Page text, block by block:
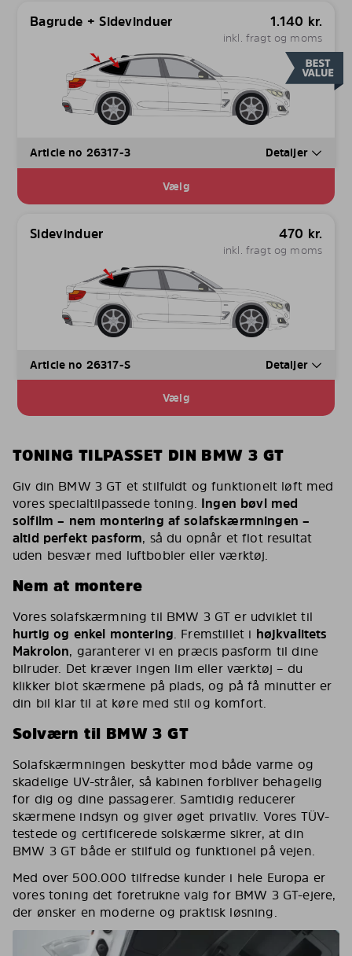
Bagrude + Sidevinduer 1.140 kr.
inkl. fragt og moms
Article no 26317-3 Detaljer
Vælg
Sidevinduer 470 kr.
inkl. fragt og moms
Article no 26317-S Detaljer
Vælg
TONING TILPASSET DIN BMW 3 GT
Giv din BMW 3 GT et stilfuldt og funktionelt løft med
vores specialtilpassede toning. Ingen bøvl med
solfilm – nem montering af solafskærmningen –
altid perfekt pasform, så du opnår et flot resultat
uden besvær med luftbobler eller værktøj.
Nem at montere
Vores solafskærmning til BMW 3 GT er udviklet til
hurtig og enkel montering. Fremstillet i højkvalitets
Makrolon, garanterer vi en præcis pasform til dine
bilruder. Det kræver ingen lim eller værktøj – du
klikker blot skærmene på plads, og på få minutter er
din bil klar til at køre med stil og komfort.
Solværn til BMW 3 GT
Solafskærmningen beskytter mod både varme og
skadelige UV-stråler, så kabinen forbliver behagelig
for dig og dine passagerer. Samtidig reducerer
skærmene indsyn og giver øget privatliv. Vores TÜV-
testede og certificerede solskærme sikrer, at din
BMW 3 GT både er stilfuld og funktionel på vejen.
Med over 500.000 tilfredse kunder i hele Europa er
vores toning det foretrukne valg for BMW 3 GT-ejere,
der ønsker en moderne og praktisk løsning.